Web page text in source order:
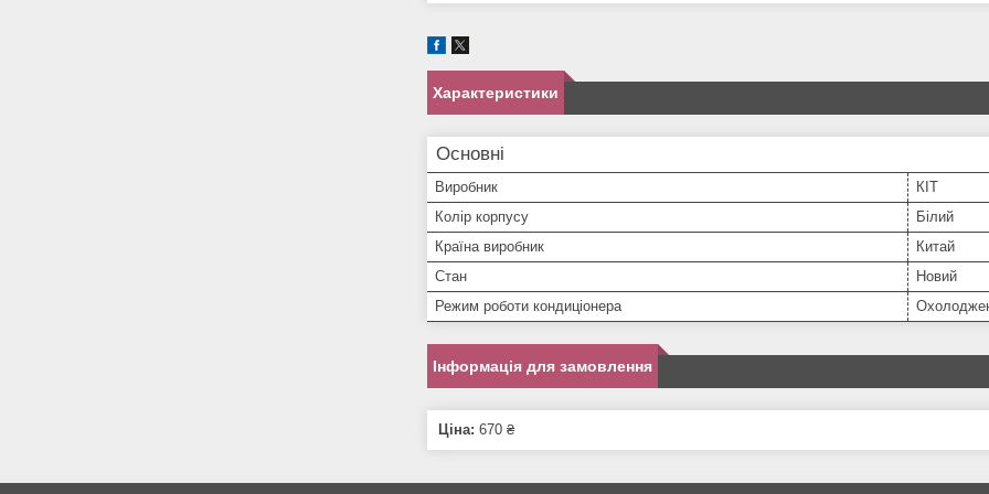
Характеристики
Основні
Виробник
КІТ
Колір корпусу
Білий
Країна виробник
Китай
Стан
Новий
Режим роботи кондиціонера
Інформація для замовлення
Ціна: 670 ₴